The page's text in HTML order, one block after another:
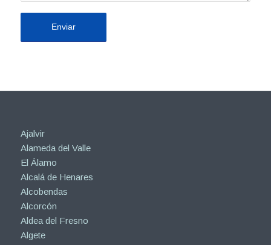
Ajalvir
Alameda del Valle
El Álamo
Alcalá de Henares
Alcobendas
Alcorcón
Aldea del Fresno
Algete